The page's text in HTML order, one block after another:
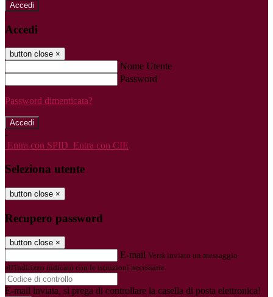
Accedi
Accedi
button close ×
Nome Utente
Password
Password dimenticata?
-
Entra con SPID Entra con CIE
Seleziona utente
button close ×
Recupero password
button close ×
E-mail Verrà inviato un messaggio
all'indirizzo indicato con le istruzioni necessarie.
E-mail inviata, si prega di controllare la casella di posta elettronica!